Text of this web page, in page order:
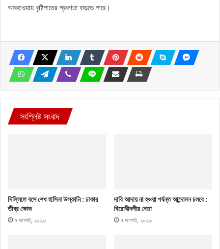
আবহাওয়ায় বৃষ্টিপাতের প্রবণতা বাড়তে পারে।
সংশ্লিষ্ট সংবাদ
দিল্লিতে বসে শেখ হাসিনা উস্কানি : ঢাকার
তীব্র ক্ষোভ
৭ আগস্ট, ২০২৬
দাবি আদায় না হওয়া পর্যন্ত আন্দোলন চলবে :
বিরোধীদলীয় নেতা
৭ আগস্ট, ২০২৬